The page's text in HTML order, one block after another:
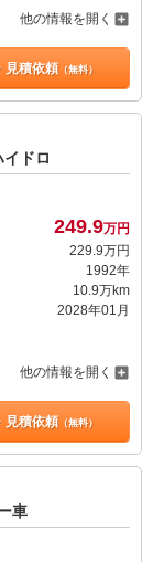
他の情報を開く
見積依頼（無料）
ドロ
249.9万円
229. 9万円
1992年
10.9万km
2028年01月
他の情報を開く
見積依頼（無料）
車